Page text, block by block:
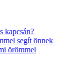
kapcsán?
segít önnek
örömmel